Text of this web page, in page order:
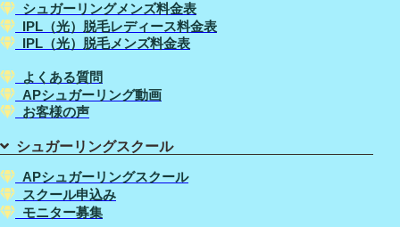
シュガーリングメンズ料金表
IPL（光）脱毛レディース料金表
IPL（光）脱毛メンズ料金表
よくある質問
APシュガーリング動画
お客様の声
シュガーリングスクール
APシュガーリングスクール
スクール申込み
モニター募集